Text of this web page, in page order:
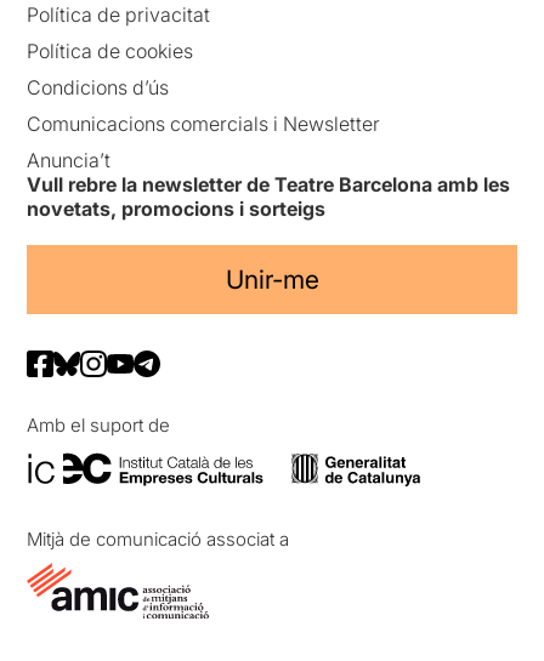
Política de privacitat
Política de cookies
Condicions d’ús
Comunicacions comercials i Newsletter
Anuncia’t
Vull rebre la newsletter de Teatre Barcelona amb les
novetats, promocions i sorteigs
Unir-me
Amb el suport de
Mitjà de comunicació associat a